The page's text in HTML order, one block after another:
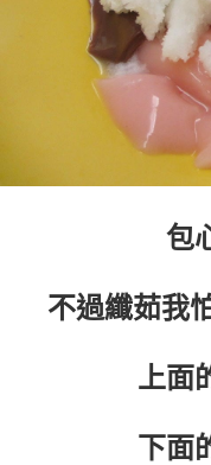
包
不過纖茹我
上面
下面